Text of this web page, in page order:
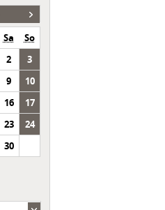
Sa
So
2
3
9
10
16
17
23
24
30